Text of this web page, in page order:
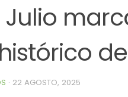
Julio
· 22 AGOSTO, 2025